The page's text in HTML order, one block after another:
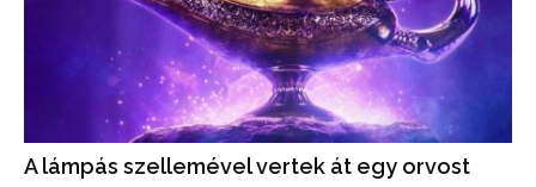
A lámpás szellemével vertek át egy orvost